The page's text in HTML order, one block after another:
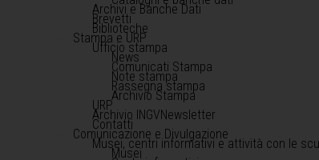
Archivi e Banche Dati
Brevetti
Biblioteche
Stampa e URP
Ufficio stampa
News
Comunicati Stampa
Note stampa
Rassegna stampa
Archivio Stampa
URP
Archivio INGVNewsletter
Contatti
Comunicazione e Divulgazione
Musei, centri informativi e attività con le
Musei